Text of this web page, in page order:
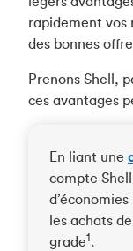
rapidement vos
des bonnes
Prenons Shell,
ces avantages
En liant une
compte
les achats
grade1.